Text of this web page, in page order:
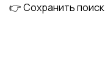
👉 Сохранить поиск